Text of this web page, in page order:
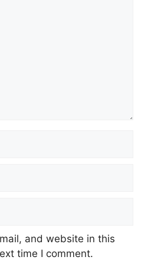
and website in this
time I comment.